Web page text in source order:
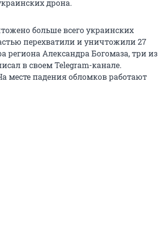
дрона.
больше всего украинских
перехватили и уничтожили 27
региона Александра Богомаза, три из
в своем Telegram-канале.
месте падения обломков работают